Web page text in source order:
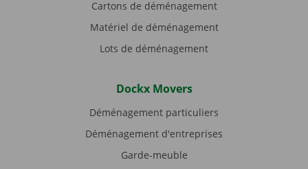
Cartons de déménagement
Matériel de déménagement
Lots de déménagement
Dockx Movers
Déménagement particuliers
Déménagement d'entreprises
Garde-meuble